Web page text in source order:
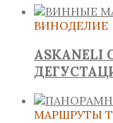
ВИНОДЕЛИЕ
ASKANELI
МАРШРУТЫ